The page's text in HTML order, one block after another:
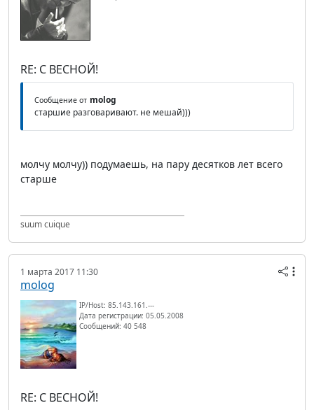
RE: С ВЕСНОЙ!
Сообщение от molog
старшие разговаривают. не мешай)))
молчу молчу)) подумаешь, на пару десятков лет всего
старше
suum cuique
1 марта 2017 11:30
molog
IP/Host: 85.143.161.---
Дата регистрации: 05.05.2008
Сообщений: 40 548
RE: С ВЕСНОЙ!